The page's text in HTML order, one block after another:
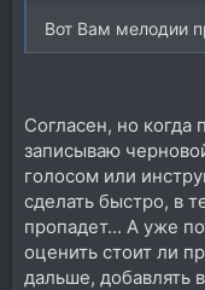
Вот Вам мелодии
Согласен, но когда
записываю
голосом или
сделать быстро, в
пропадет... А уже
оценить стоит ли
дальше, добавлять